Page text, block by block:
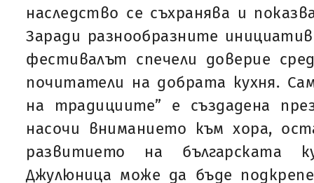
наследство се съхранява и
Заради разнообразните
фестивалът спечели доверие
почитатели на добрата кухня.
на традициите” е създадена
насочи вниманието към хора,
развитието на българската
Джулюница може да бъде